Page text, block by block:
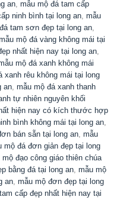
an, mẫu mộ đá tam cấp
ninh bình tại long an, mẫu
tam sơn đẹp tại long an,
mộ đá vàng không mái tại
nhất hiện nay tại long an,
mộ đá xanh không mái
xanh rêu không mái tại long
an, mẫu mộ đá xanh thanh
tự nhiên nguyên khối
hiện nay có kích thước hợp
bình không mái tại long an,
bán sẵn tại long an, mẫu
mộ đá đơn giản đẹp tại long
mộ đạo công giáo thiên chúa
bằng đá tại long an, mẫu mộ
an, mẫu mộ đơn đẹp tại long
cấp đẹp nhất hiện nay tại